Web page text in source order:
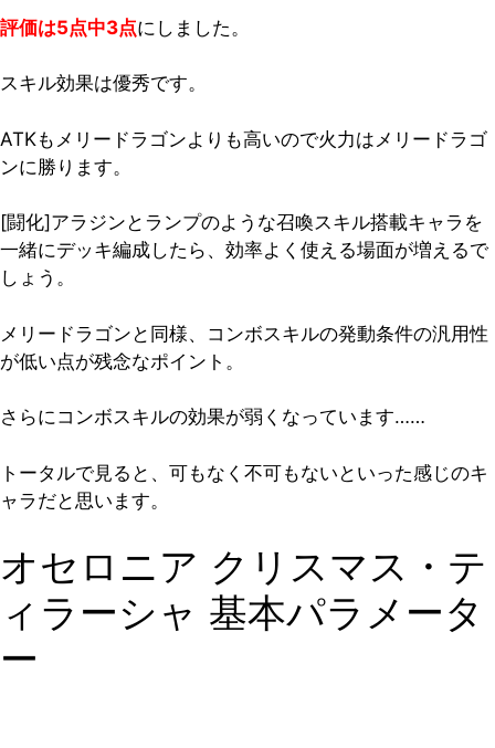
評価は5点中3点にしました。
スキル効果は優秀です。
ATKもメリードラゴンよりも高いので火力はメリードラゴ
ンに勝ります。
[闘化]アラジンとランプのような召喚スキル搭載キャラを
一緒にデッキ編成したら、効率よく使える場面が増えるで
しょう。
メリードラゴンと同様、コンボスキルの発動条件の汎用性
が低い点が残念なポイント。
さらにコンボスキルの効果が弱くなっています……
トータルで見ると、可もなく不可もないといった感じのキ
ャラだと思います。
オセロニア クリスマス・テ
ィラーシャ 基本パラメータ
ー